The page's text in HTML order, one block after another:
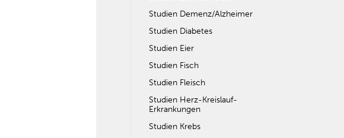
Studien Demenz/Alzheimer
Studien Diabetes
Studien Eier
Studien Fisch
Studien Fleisch
Studien Herz-Kreislauf-
Erkrankungen
Studien Krebs